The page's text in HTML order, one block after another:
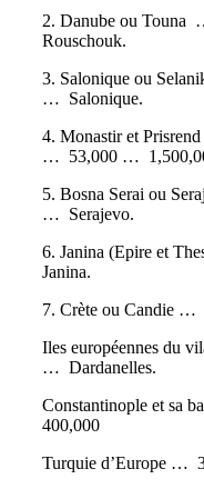
2. Danube ou
Rouschouk.
3. Salonique ou
… Salonique.
4. Monastir et
… 53,000 …
5. Bosna Serai ou
… Serajevo.
6. Janina (Epire et
Janina.
7. Crète ou Candie
Iles européennes du
… Dardanelles.
Constantinople et sa
400,000
Turquie d’Europe …